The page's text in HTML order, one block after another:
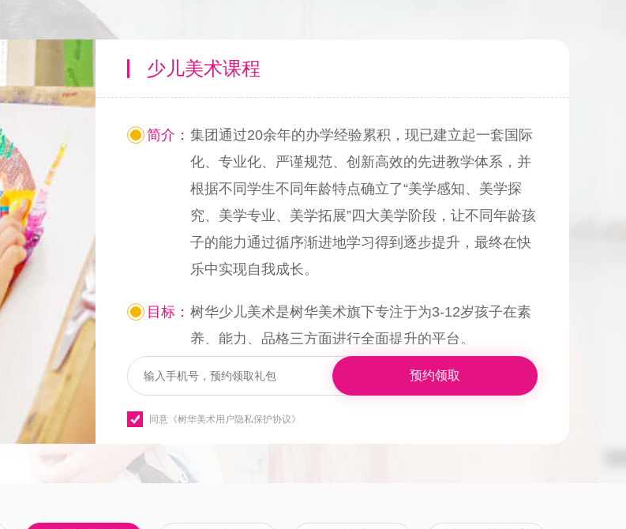
少儿美术课程
简介： 集团通过20余年的办学经验累积，现已建立起一套国际
化、专业化、严谨规范、创新高效的先进教学体系，并
根据不同学生不同年龄特点确立了“美学感知、美学探
究、美学专业、美学拓展”四大美学阶段，让不同年龄孩
子的能力通过循序渐进地学习得到逐步提升，最终在快
乐中实现自我成长。
目标： 树华少儿美术是树华美术旗下专注于为3-12岁孩子在素
养、能力、品格三方面进行全面提升的平台。
特色：以“品美学、知世界、育思维、创境界”的ACD美学体系
预约领取
同意 《树华美术用户隐私保护协议》